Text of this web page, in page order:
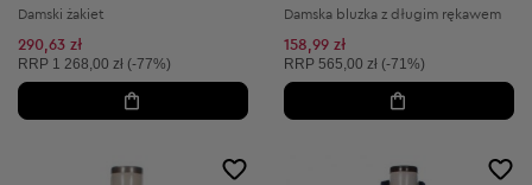
Damski żakiet
290,63 zł
Cena sugerowana:
RRP 1 268,00 zł (-77%)
Damska bluzka z długim rękawem
158,99 zł
Cena sugerowana:
RRP 565,00 zł (-71%)